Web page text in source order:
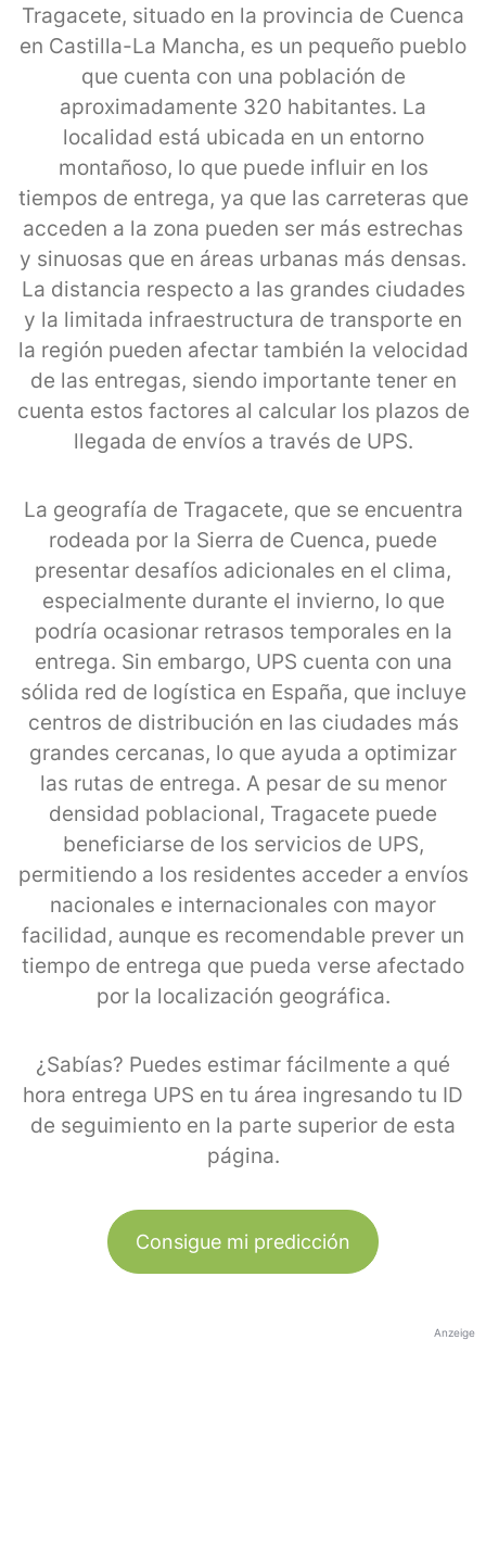
Tragacete, situado en la provincia de Cuenca
en Castilla-La Mancha, es un pequeño pueblo
que cuenta con una población de
aproximadamente 320 habitantes. La
localidad está ubicada en un entorno
montañoso, lo que puede influir en los
tiempos de entrega, ya que las carreteras que
acceden a la zona pueden ser más estrechas
y sinuosas que en áreas urbanas más densas.
La distancia respecto a las grandes ciudades
y la limitada infraestructura de transporte en
la región pueden afectar también la velocidad
de las entregas, siendo importante tener en
cuenta estos factores al calcular los plazos de
llegada de envíos a través de UPS.
La geografía de Tragacete, que se encuentra
rodeada por la Sierra de Cuenca, puede
presentar desafíos adicionales en el clima,
especialmente durante el invierno, lo que
podría ocasionar retrasos temporales en la
entrega. Sin embargo, UPS cuenta con una
sólida red de logística en España, que incluye
centros de distribución en las ciudades más
grandes cercanas, lo que ayuda a optimizar
las rutas de entrega. A pesar de su menor
densidad poblacional, Tragacete puede
beneficiarse de los servicios de UPS,
permitiendo a los residentes acceder a envíos
nacionales e internacionales con mayor
facilidad, aunque es recomendable prever un
tiempo de entrega que pueda verse afectado
por la localización geográfica.
¿Sabías? Puedes estimar fácilmente a qué
hora entrega UPS en tu área ingresando tu ID
de seguimiento en la parte superior de esta
página.
Consigue mi predicción
Anzeige